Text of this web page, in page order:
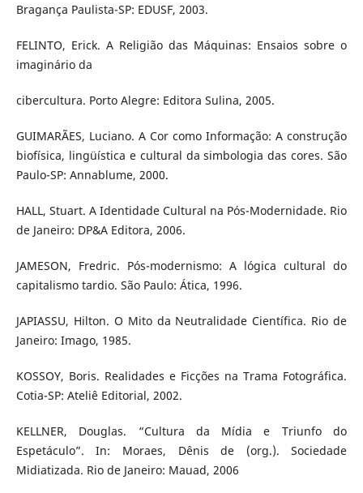
Bragança Paulista-SP: EDUSF, 2003.
FELINTO, Erick. A Religião das Máquinas: Ensaios sobre o
imaginário da
cibercultura. Porto Alegre: Editora Sulina, 2005.
GUIMARÃES, Luciano. A Cor como Informação: A construção
biofísica, lingüística e cultural da simbologia das cores. São
Paulo-SP: Annablume, 2000.
HALL, Stuart. A Identidade Cultural na Pós-Modernidade. Rio
de Janeiro: DP&A Editora, 2006.
JAMESON, Fredric. Pós-modernismo: A lógica cultural do
capitalismo tardio. São Paulo: Ática, 1996.
JAPIASSU, Hilton. O Mito da Neutralidade Científica. Rio de
Janeiro: Imago, 1985.
KOSSOY, Boris. Realidades e Ficções na Trama Fotográfica.
Cotia-SP: Ateliê Editorial, 2002.
KELLNER, Douglas. “Cultura da Mídia e Triunfo do
Espetáculo”. In: Moraes, Dênis de (org.). Sociedade
Midiatizada. Rio de Janeiro: Mauad, 2006